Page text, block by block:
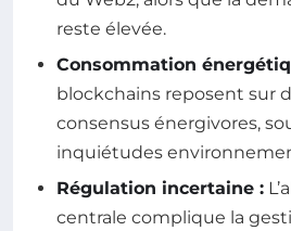
reste élevée.
Consommation
blockchains reposent sur
consensus énergivores,
inquiétudes
Régulation incertaine :
centrale complique la